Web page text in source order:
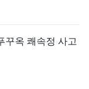
꾸옥 쾌속정 사고